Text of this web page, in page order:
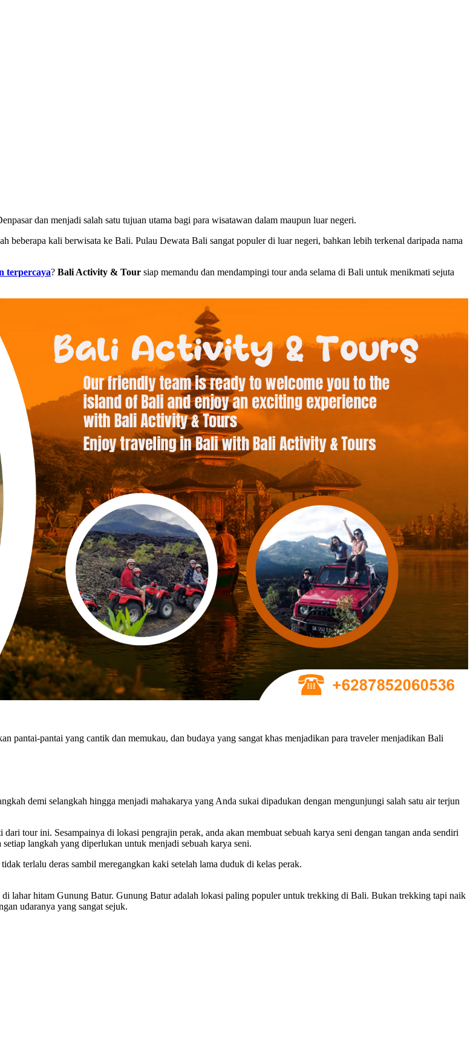
dan menjadi salah satu tujuan utama bagi para wisatawan dalam maupun luar negeri.
beberapa kali berwisata ke Bali. Pulau Dewata Bali sangat populer di luar negeri, bahkan lebih terkenal daripada nama
terpercaya? Bali Activity & Tour siap memandu dan mendampingi tour anda selama di Bali untuk menikmati sejuta
pantai-pantai yang cantik dan memukau, dan budaya yang sangat khas menjadikan para traveler menjadikan Bali
demi selangkah hingga menjadi mahakarya yang Anda sukai dipadukan dengan mengunjungi salah satu air terjun
tour ini. Sesampainya di lokasi pengrajin perak, anda akan membuat sebuah karya seni dengan tangan anda sendiri
langkah yang diperlukan untuk menjadi sebuah karya seni.
terlalu deras sambil meregangkan kaki setelah lama duduk di kelas perak.
lahar hitam Gunung Batur. Gunung Batur adalah lokasi paling populer untuk trekking di Bali. Bukan trekking tapi naik
udaranya yang sangat sejuk.